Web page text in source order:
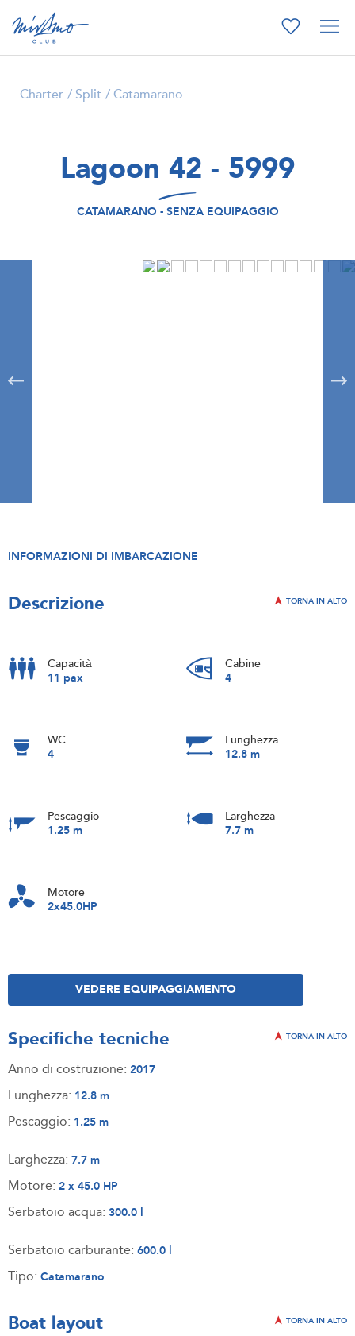
Charter Split Catamarano
Lagoon 42 - 5999
CATAMARANO - SENZA EQUIPAGGIO
INFORMAZIONI DI IMBARCAZIONE
Descrizione TORNA IN ALTO
Capacità
11 pax
Cabine
4
WC
4
Lunghezza
12.8 m
Pescaggio
1.25 m
Larghezza
7.7 m
Motore
2x45.0HP
VEDERE EQUIPAGGIAMENTO
Specifiche tecniche TORNA IN ALTO
Anno di costruzione: 2017
Lunghezza: 12.8 m
Pescaggio: 1.25 m
Larghezza: 7.7 m
Motore: 2 x 45.0 HP
Serbatoio acqua: 300.0 l
Serbatoio carburante: 600.0 l
Tipo: Catamarano
Boat layout TORNA IN ALTO